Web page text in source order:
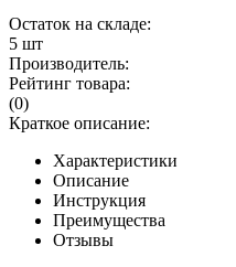
Остаток на складе:
5 шт
Производитель:
Рейтинг товара:
(0)
Краткое описание:
Характеристики
Описание
Инструкция
Преимущества
Отзывы